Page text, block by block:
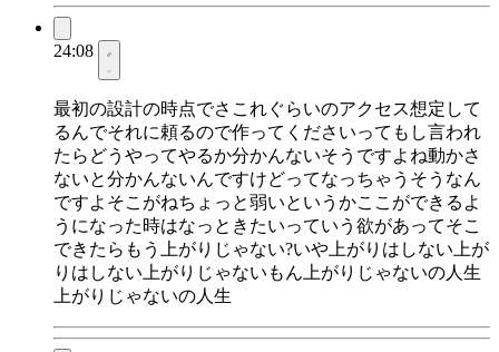
24:08
最初の設計の時点でさこれぐらいのアクセス想定して
るんでそれに頼るので作ってくださいってもし言われ
たらどうやってやるか分かんないそうですよね動かさ
ないと分かんないんですけどってなっちゃうそうなん
ですよそこがねちょっと弱いというかここができるよ
うになった時はなっときたいっていう欲があってそこ
できたらもう上がりじゃない?いや上がりはしない上が
りはしない上がりじゃないもん上がりじゃないの人生
上がりじゃないの人生